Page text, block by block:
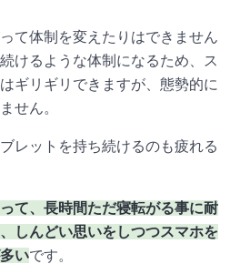
て体制を変えたりはできません
けるような体制になるため、ス
ギリギリできますが、態勢的に
せん。
レットを持ち続けるのも疲れる
て、長時間ただ寝転がる事に耐
しんどい思いをしつつスマホを
いです。